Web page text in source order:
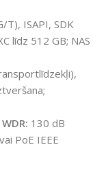
T), ISAPI, SDK
līdz 512 GB; NAS
WDR: 130 dB
PoE IEEE